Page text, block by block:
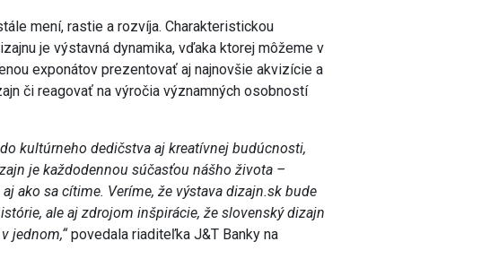
mení, rastie a rozvíja. Charakteristickou
je výstavná dynamika, vďaka ktorej môžeme v
exponátov prezentovať aj najnovšie akvizície a
či reagovať na výročia významných osobností
kultúrneho dedičstva aj kreatívnej budúcnosti,
je každodennou súčasťou nášho života –
ako sa cítime. Veríme, že výstava dizajn.sk bude
ale aj zdrojom inšpirácie, že slovenský dizajn
jednom,“povedala riaditeľka J&T Banky na